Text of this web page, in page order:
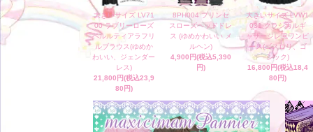
大きいサイズ LV71
00 ラブリーローズ
ペルルティアラフリ
ルブラウス(ゆめか
わいい、ジェンダー
レス)
21,800円(税込23,9
80円)
8PH004 プリンセ
スローズヘッドドレ
ス (ゆめかわいい メ
ルヘン)
4,900円(税込5,390
円)
大きいサイズ LVW1
031 クラシカルギ
ャザージレ風ワンピ
ース(ゴスロリ、ゴ
シック)
16,800円(税込18,4
80円)